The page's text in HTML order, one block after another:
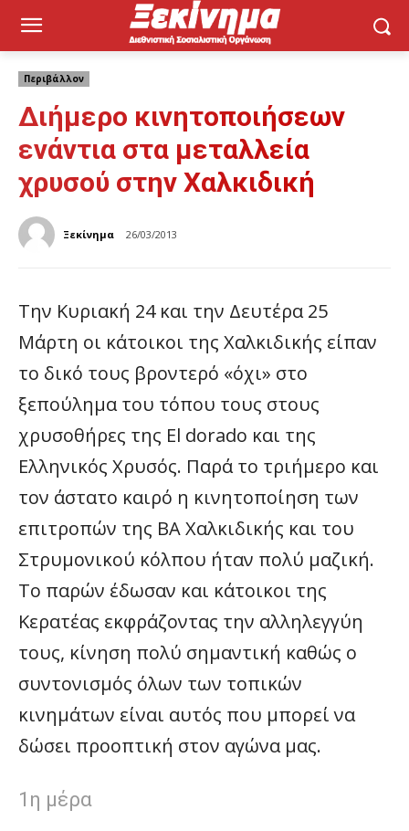
Περιβάλλον
Διήμερο κινητοποιήσεων
ενάντια στα μεταλλεία
χρυσού στην Χαλκιδική
Ξεκίνημα 26/03/2013
Την Κυριακή 24 και την Δευτέρα 25
Μάρτη οι κάτοικοι της Χαλκιδικής είπαν
το δικό τους βροντερό «όχι» στο
ξεπούλημα του τόπου τους στους
χρυσοθήρες της Εl dorado και της
Ελληνικός Χρυσός. Παρά το τριήμερο και
τον άστατο καιρό η κινητοποίηση των
επιτροπών της ΒΑ Χαλκιδικής και του
Στρυμονικού κόλπου ήταν πολύ μαζική.
Το παρών έδωσαν και κάτοικοι της
Κερατέας εκφράζοντας την αλληλεγγύη
τους, κίνηση πολύ σημαντική καθώς ο
συντονισμός όλων των τοπικών
κινημάτων είναι αυτός που μπορεί να
δώσει προοπτική στον αγώνα μας.
1η μέρα